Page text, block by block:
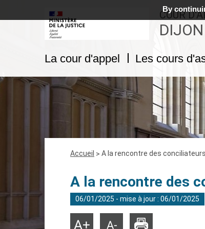
COUR
DIJON
La cour d'appel Les cours
Fil
Accueil A la rencontre des
A la rencontre des
06/01/2025 - mise à jour : 06/01/2025
Agrandir Réduire
By